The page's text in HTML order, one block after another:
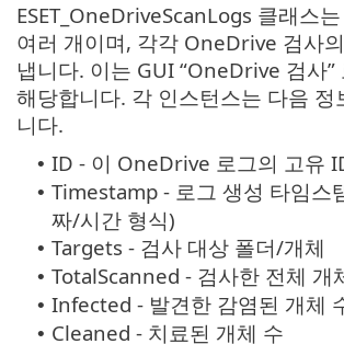
ESET_OneDriveScanLogs 클래스
여러 개이며, 각각 OneDrive 검사
냅니다. 이는 GUI “OneDrive 검사”
해당합니다. 각 인스턴스는 다음 정
니다.
• ID - 이 OneDrive 로그의 고유
• Timestamp - 로그 생성 타임스
짜/시간 형식)
• Targets - 검사 대상 폴더/개체
• TotalScanned - 검사한 전체 개
• Infected - 발견한 감염된 개체
• Cleaned - 치료된 개체 수